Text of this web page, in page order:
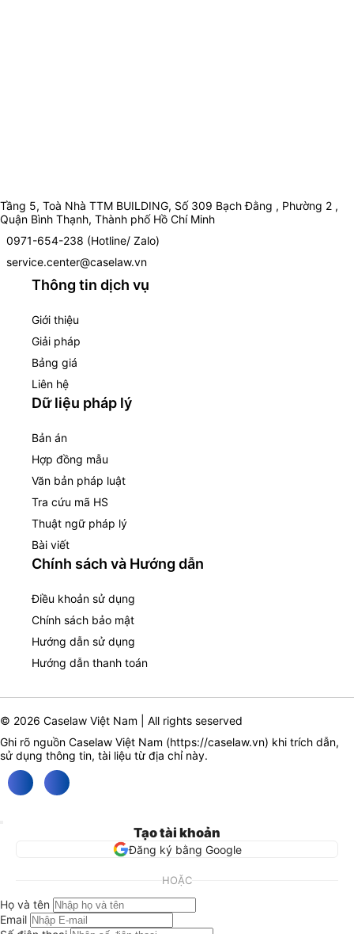
Tầng 5, Toà Nhà TTM BUILDING, Số 309 Bạch Đằng , Phường 2 ,
Quận Bình Thạnh, Thành phố Hồ Chí Minh
0971-654-238 (Hotline/ Zalo)
service.center@caselaw.vn
Thông tin dịch vụ
Giới thiệu
Giải pháp
Bảng giá
Liên hệ
Dữ liệu pháp lý
Bản án
Hợp đồng mẫu
Văn bản pháp luật
Tra cứu mã HS
Thuật ngữ pháp lý
Bài viết
Chính sách và Hướng dẫn
Điều khoản sử dụng
Chính sách bảo mật
Hướng dẫn sử dụng
Hướng dẫn thanh toán
© 2026 Caselaw Việt Nam | All rights seserved
Ghi rõ nguồn Caselaw Việt Nam (https://caselaw.vn) khi trích dẫn,
sử dụng thông tin, tài liệu từ địa chỉ này.
Tạo tài khoản
Đăng ký bằng Google
HOẶC
Họ và tên
Email